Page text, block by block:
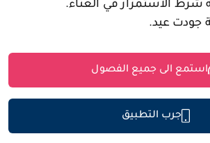
شرط الاستمرار في الغناء.
جودت عيد.
استمع الى جميع الفصول
جرب التطبيق